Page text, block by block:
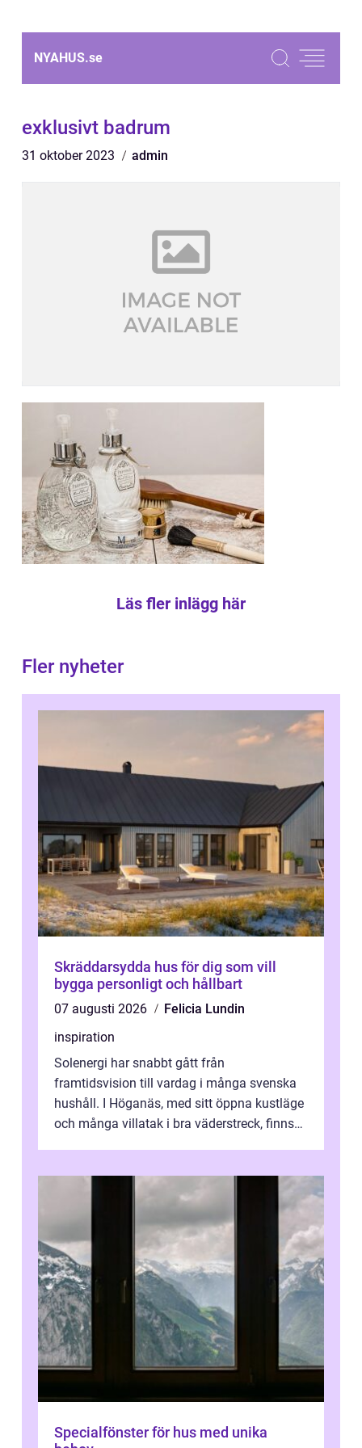
NYAHUS.se
exklusivt badrum
31 oktober 2023 admin
Läs fler inlägg här
Fler nyheter
Skräddarsydda hus för dig som vill
bygga personligt och hållbart
07 augusti 2026
Felicia Lundin
inspiration
Solenergi har snabbt gått från
framtidsvision till vardag i många svenska
hushåll. I Höganäs, med sitt öppna kustläge
och många villatak i bra väderstreck, finns
Specialfönster för hus med unika